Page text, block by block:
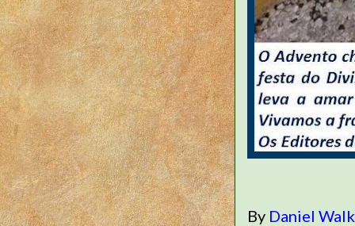
By Daniel